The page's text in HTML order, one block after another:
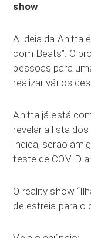
show.
A ideia da Anitta
com Beats”. O
pessoas para
realizar vários
Anitta já está
revelar a lista
indica, serão
teste de COVID
O reality show
de estreia para o